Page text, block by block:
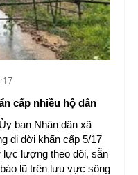
cấp nhiều hộ dân
ban Nhân dân xã
di dời khẩn cấp 5/17
lượng theo dõi, sẵn
lũ trên lưu vực sông